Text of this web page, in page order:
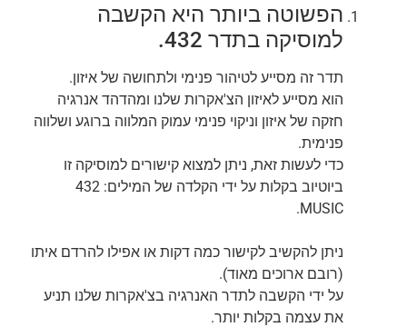
הפשוטה ביותר היא הקשבה
למוסיקה בתדר 432.
תדר זה מסייע לטיהור פנימי ולתחושה של איזון.
הוא מסייע לאיזון הצ'אקרות שלנו ומהדהד אנרגיה
חזקה של איזון וניקוי פנימי עמוק המלווה ברוגע ושלווה
פנימית.
כדי לעשות זאת, ניתן למצוא קישורים למוסיקה זו
ביוטיוב בקלות על ידי הקלדה של המילים: 432
MUSIC.
ניתן להקשיב לקישור כמה דקות או אפילו להרדם איתו
(רובם ארוכים מאוד).
על ידי הקשבה לתדר האנרגיה בצ'אקרות שלנו תניע
את עצמה בקלות יותר.